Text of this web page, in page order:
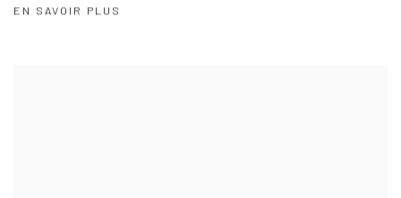
EN SAVOIR PLUS